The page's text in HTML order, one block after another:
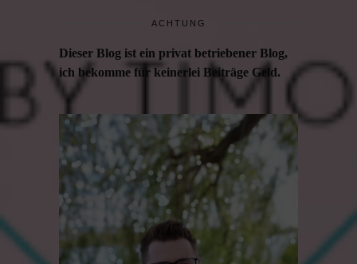
ACHTUNG
Dieser Blog ist ein privat betriebener Blog,
ich bekomme für keinerlei Beiträge Geld.